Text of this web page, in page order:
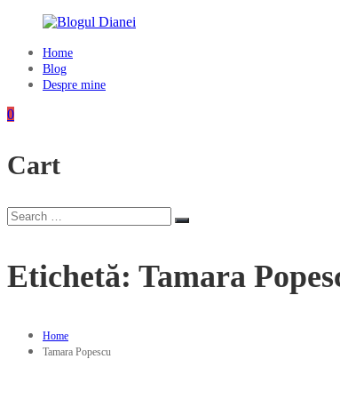
content
Blogul
Dianei
Blognotes
călătorii
și
finețuri
Home
Blog
Despre mine
0
Cart
Search
for:
Search
Etichetă: Tamara
Home
Tamara Popescu